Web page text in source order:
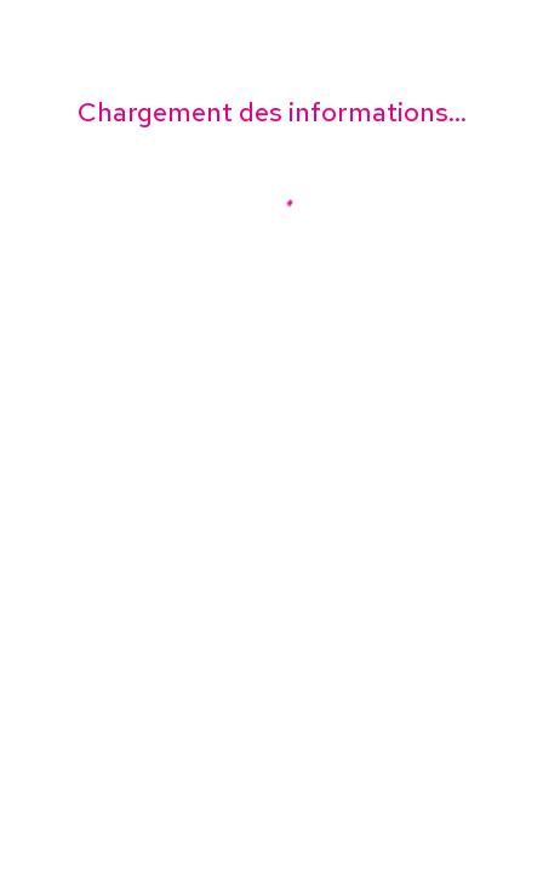
Chargement des informations...